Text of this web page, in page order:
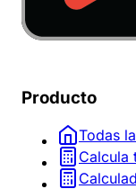
Producto
Todas
Calcula